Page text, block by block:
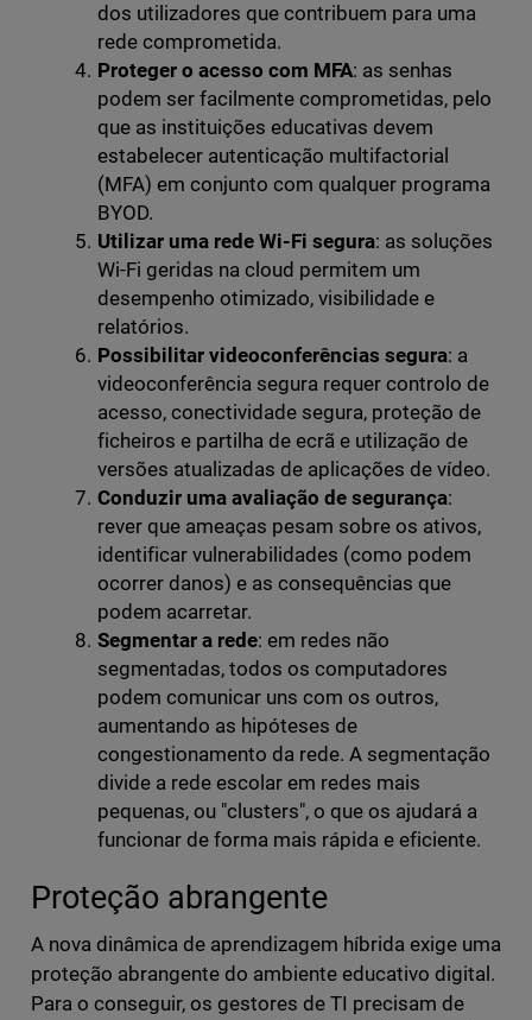
dos utilizadores que contribuem para uma
rede comprometida.
Proteger o acesso com MFA: as senhas
podem ser facilmente comprometidas, pelo
que as instituições educativas devem
estabelecer autenticação multifactorial
(MFA) em conjunto com qualquer programa
BYOD.
Utilizar uma rede Wi-Fi segura: as soluções
Wi-Fi geridas na cloud permitem um
desempenho otimizado, visibilidade e
relatórios.
Possibilitar videoconferências segura: a
videoconferência segura requer controlo de
acesso, conectividade segura, proteção de
ficheiros e partilha de ecrã e utilização de
versões atualizadas de aplicações de vídeo.
Conduzir uma avaliação de segurança:
rever que ameaças pesam sobre os ativos,
identificar vulnerabilidades (como podem
ocorrer danos) e as consequências que
podem acarretar.
Segmentar a rede: em redes não
segmentadas, todos os computadores
podem comunicar uns com os outros,
aumentando as hipóteses de
congestionamento da rede. A segmentação
divide a rede escolar em redes mais
pequenas, ou "clusters", o que os ajudará a
funcionar de forma mais rápida e eficiente.
Proteção abrangente
A nova dinâmica de aprendizagem híbrida exige uma
proteção abrangente do ambiente educativo digital.
Para o conseguir, os gestores de TI precisam de